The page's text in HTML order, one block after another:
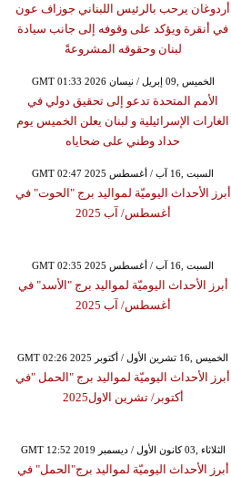
أردوغان يرحب بالرئيس اللبناني جوزاف عون
في أنقرة ويؤكد على وقوفه إلى جانب سيادة
لبنان وحقوقه المشروعةً
GMT 01:33 2026 الخميس ,09 إبريل / نيسان
الأمم المتحدة تدعو إلى تحقيق دولي في
الغارات الإسرائيلية و لبنان يعلن الخميس يوم
حداد وطني على ضحاياه
GMT 02:47 2025 السبت ,16 آب / أغسطس
أبرز الأحداث اليوميّة لمواليد برج "الحوت" في
أغسطس/ آب 2025
GMT 02:35 2025 السبت ,16 آب / أغسطس
أبرز الأحداث اليوميّة لمواليد برج "الأسد" في
أغسطس/ آب 2025
GMT 02:26 2025 الخميس ,16 تشرين الأول / أكتوبر
أبرز الأحداث اليوميّة لمواليد برج "الحمل "في
أكتوبر/ تشرين الاول2025
GMT 12:52 2019 الثلاثاء ,03 كانون الأول / ديسمبر
أبرز الأحداث اليوميّة لمواليد برج"الحمل" في